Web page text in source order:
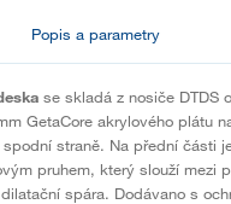
Popis a parametry
se skladá z nosiče DTDS
GetaCore akrylového plátu
straně. Na přední části
pruhem, který slouží mezi
spára. Dodávano s